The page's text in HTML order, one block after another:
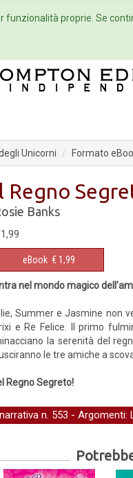
Eventi
Unicorni Formato
Regno
Banks
eBook € 1,99
nel mondo magico
Summer e Jasmine non
e Re Felice. Il primo
la serenità del
le tre amiche a
Regno Segreto!
narrativa n. 553 - Argomenti:
funzionalità proprie. Se